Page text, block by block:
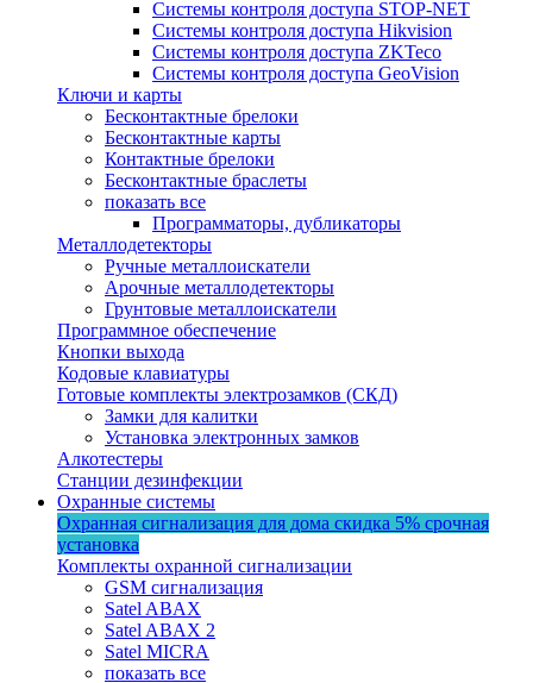
Системы контроля доступа STOP-NET
Системы контроля доступа Hikvision
Системы контроля доступа ZKTeco
Системы контроля доступа GeoVision
Ключи и карты
Бесконтактные брелоки
Бесконтактные карты
Контактные брелоки
Бесконтактные браслеты
показать все
Программаторы, дубликаторы
Металлодетекторы
Ручные металлоискатели
Арочные металлодетекторы
Грунтовые металлоискатели
Программное обеспечение
Кнопки выхода
Кодовые клавиатуры
Готовые комплекты электрозамков (СКД)
Замки для калитки
Установка электронных замков
Алкотестеры
Станции дезинфекции
Охранные системы
Охранная сигнализация для дома скидка 5% срочная
установка
Комплекты охранной сигнализации
GSM сигнализация
Satel ABAX
Satel ABAX 2
Satel MICRA
показать все